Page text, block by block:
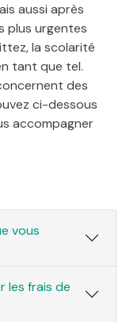
aussi après
plus urgentes
la scolarité
tant que tel.
des
ci-dessous
accompagner
vous
les frais de